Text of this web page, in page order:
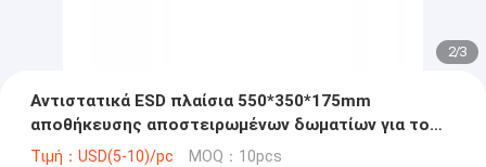
2/3
Αντιστατικά ESD πλαίσια 550*350*175mm
αποθήκευσης αποστειρωμένων δωματίων για το
εξέλικτρο SMT
Τιμή：USD(5-10)/pc MOQ：10pcs